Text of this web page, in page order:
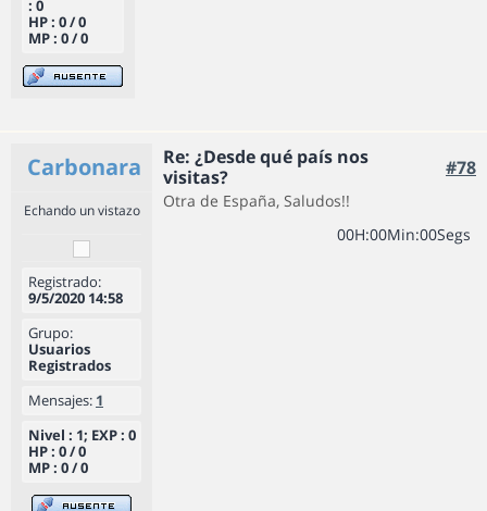
: 0
HP : 0 / 0
MP : 0 / 0
Carbonara
Re: ¿Desde qué país nos
visitas?
#78
Echando un vistazo
Registrado:
9/5/2020 14:58
Grupo:
Usuarios
Registrados
Mensajes: 1
Nivel : 1; EXP : 0
HP : 0 / 0
MP : 0 / 0
Otra de España, Saludos!!
00H:00Min:00Segs